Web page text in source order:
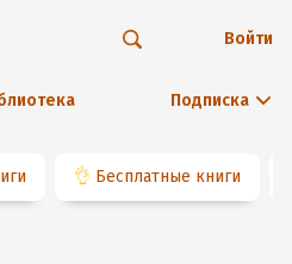
Подписка
Войти
👌 Бесплатные книги